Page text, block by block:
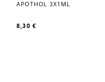
APOTHOL 3X1ML
8,30 €